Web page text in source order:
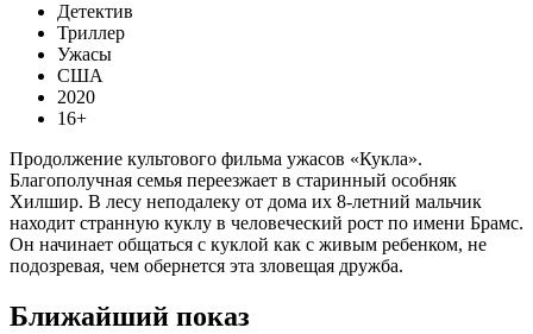
Детектив
Триллер
Ужасы
США
2020
16+
Продолжение культового фильма ужасов «Кукла».
Благополучная семья переезжает в старинный особняк
Хилшир. В лесу неподалеку от дома их 8-летний мальчик
находит странную куклу в человеческий рост по имени Брамс.
Он начинает общаться с куклой как с живым ребенком, не
подозревая, чем обернется эта зловещая дружба.
Ближайший показ